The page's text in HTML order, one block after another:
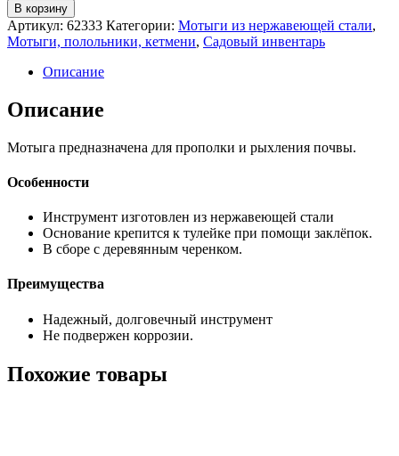
В корзину
Артикул: 62333 Категории: Мотыги из нержавеющей стали,
Мотыги, полольники, кетмени, Садовый инвентарь
Описание
Описание
Мотыга предназначена для прополки и рыхления почвы.
Особенности
Инструмент изготовлен из нержавеющей стали
Основание крепится к тулейке при помощи заклёпок.
В сборе с деревянным черенком.
Преимущества
Надежный, долговечный инструмент
Не подвержен коррозии.
Похожие товары